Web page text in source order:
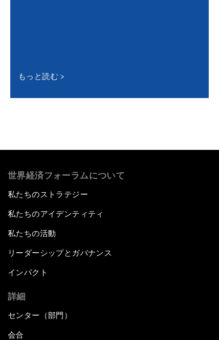
もっと読む
世界経済フォーラムについて
私たちのストラテジー
私たちのアイデンティティ
私たちの活動
リーダーシップとガバナンス
インパクト
詳細
センター（部門）
会合